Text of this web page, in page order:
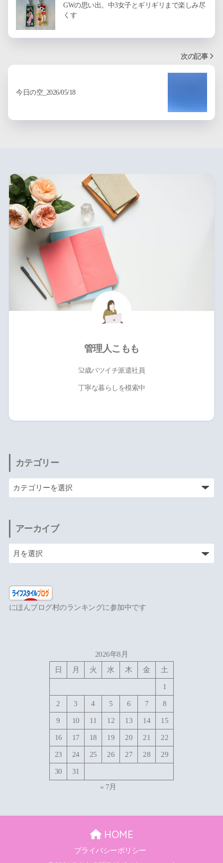
GWの思い出。中3女子とギリギリまで楽しみ尽
くす
次の記事
今日の空_2026/05/18
管理人こもも
52歳バツイチ派遣社員
丁寧な暮らしを模索中
カテゴリー
アーカイブ
にほんブログ村のランキングに参加中です
2026年8月
日
月 火 水 木 金 土
1
2 3 4 5 6 7 8
9 10 11 12 13 14 15
16 17 18 19 20 21 22
23 24 25 26 27 28 29
30
31
« 7月
HOME
プライバシーポリシー